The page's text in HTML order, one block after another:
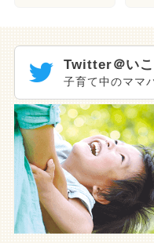
Twitter＠いこ
子育て中のママ